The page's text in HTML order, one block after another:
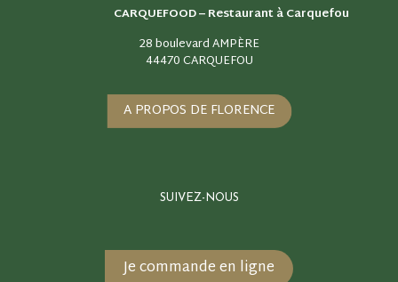
CARQUEFOOD –Restaurant à Carquefou
28 boulevard AMPÈRE
44470 CARQUEFOU
A PROPOS DE FLORENCE
SUIVEZ-NOUS
Je commande en ligne